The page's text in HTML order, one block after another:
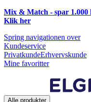
Mix & Match - spar
Klik her
Spring navigationen over
Kundeservice
PrivatkundeErhvervskunde
Mine favoritter
Alle produkter